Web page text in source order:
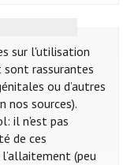
sur l'utilisation
rassurantes
ou d’autres
nos sources).
il n'est pas
de ces
(peu